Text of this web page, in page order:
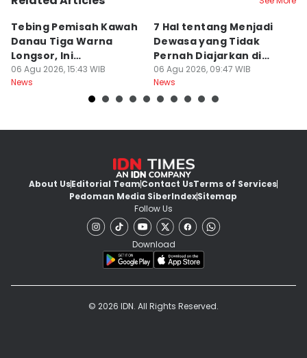
Tebing Pemisah Kawah
Danau Tiga Warna
Longsor, Ini
Penyebabnya!
06 Agu 2026, 15:43 WIB
News
7 Hal tentang Menjadi
Dewasa yang Tidak
Pernah Diajarkan di
Sekolah
06 Agu 2026, 09:47 WIB
News
About UsEditorial TeamContact UsTerms of Services
Pedoman Media SiberIndexSitemap
Follow Us
Download
© 2026 IDN. All Rights Reserved.